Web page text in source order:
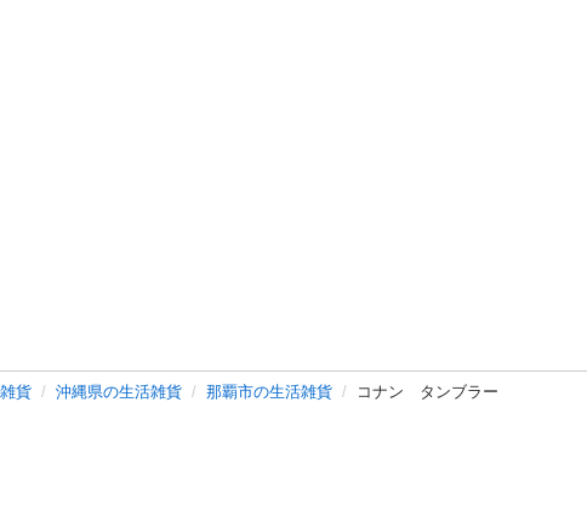
貨 沖縄県の生活雑貨 那覇市の生活雑貨 コナン タンブラー